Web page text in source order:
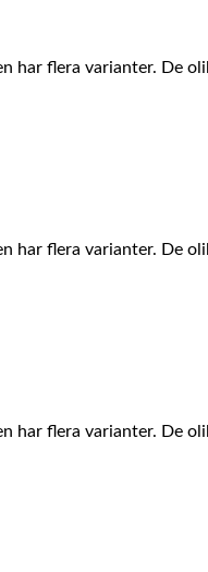
har flera varianter. De
har flera varianter. De
har flera varianter. De